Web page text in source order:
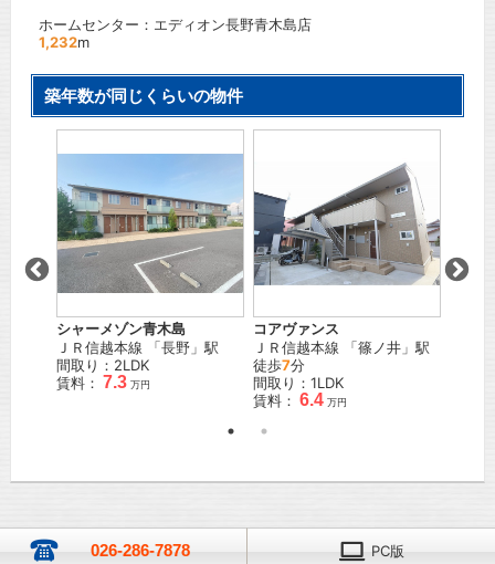
ホームセンター：エディオン長野青木島店
1,232m
築年数が同じくらいの物件
シャーメゾン青木島
ＪＲ信越本線 「長野 」駅
間取り：2LDK
賃料： 7.3 万円
コアヴァンス
ＪＲ信越本線 「篠ノ井 」駅
徒歩7分
間取り：1LDK
賃料： 6.4 万円
026-286-7878 PC版